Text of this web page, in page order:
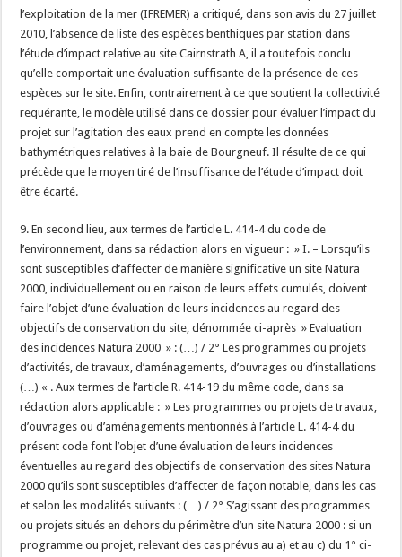
l’exploitation de la mer (IFREMER) a critiqué, dans son avis du 27 juillet
2010, l’absence de liste des espèces benthiques par station dans
l’étude d’impact relative au site Cairnstrath A, il a toutefois conclu
qu’elle comportait une évaluation suffisante de la présence de ces
espèces sur le site. Enfin, contrairement à ce que soutient la collectivité
requérante, le modèle utilisé dans ce dossier pour évaluer l’impact du
projet sur l’agitation des eaux prend en compte les données
bathymétriques relatives à la baie de Bourgneuf. Il résulte de ce qui
précède que le moyen tiré de l’insuffisance de l’étude d’impact doit
être écarté.
9. En second lieu, aux termes de l’article L. 414-4 du code de
l’environnement, dans sa rédaction alors en vigueur : » I. – Lorsqu’ils
sont susceptibles d’affecter de manière significative un site Natura
2000, individuellement ou en raison de leurs effets cumulés, doivent
faire l’objet d’une évaluation de leurs incidences au regard des
objectifs de conservation du site, dénommée ci-après » Evaluation
des incidences Natura 2000 » : (…) / 2° Les programmes ou projets
d’activités, de travaux, d’aménagements, d’ouvrages ou d’installations
(…) « . Aux termes de l’article R. 414-19 du même code, dans sa
rédaction alors applicable : » Les programmes ou projets de travaux,
d’ouvrages ou d’aménagements mentionnés à l’article L. 414-4 du
présent code font l’objet d’une évaluation de leurs incidences
éventuelles au regard des objectifs de conservation des sites Natura
2000 qu’ils sont susceptibles d’affecter de façon notable, dans les cas
et selon les modalités suivants : (…) / 2° S’agissant des programmes
ou projets situés en dehors du périmètre d’un site Natura 2000 : si un
programme ou projet, relevant des cas prévus au a) et au c) du 1° ci-